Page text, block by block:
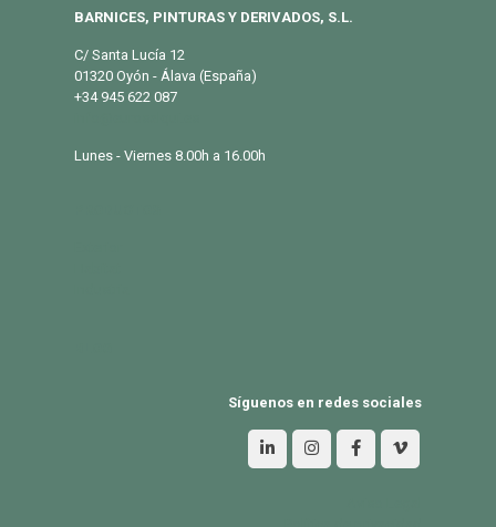
BARNICES, PINTURAS Y DERIVADOS, S.L.
C/ Santa Lucía 12
01320 Oyón - Álava (España)
+34 945 622 087
Lunes - Viernes 8.00h a 16.00h
Síguenos en redes sociales